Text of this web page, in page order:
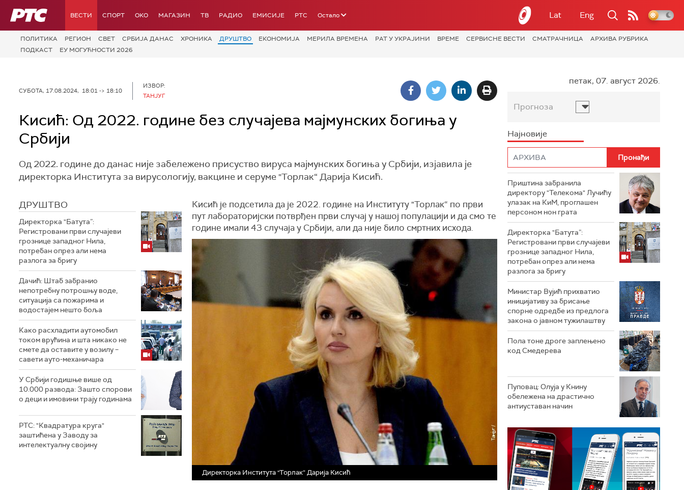
РТС ВЕСТИ СПОРТ OKO МАГАЗИН ТВ РАДИО ЕМИСИЈЕ РТС Остало Lat Eng
ПОЛИТИКА РЕГИОН СВЕТ СРБИЈА ДАНАС ХРОНИКА ДРУШТВО ЕКОНОМИЈА МЕРИЛА ВРЕМЕНА РАТ У УКРАЈИНИ ВРЕМЕ СЕРВИСНЕ ВЕСТИ СМАТРАЧНИЦА
АРХИВА РУБРИКА
ПОДКАСТ
ЕУ МОГУЋНОСТИ 2026
СУБОТА, 17.08.2024, 18:01 -> 18:10
ИЗВОР:
ТАНЈУГ
Кисић: Од 2022. године без случајева мајмунских богиња у
Србији
Од 2022. године до данас није забележено присуство вируса мајмунских богиња у Србији, изјавила је
директорка Института за вирусологију, вакцине и серуме "Торлак“ Дарија Кисић.
ДРУШТВО
Директорка "Батута”:
Регистровани први случајеви
грознице западног Нила,
потребан опрез али нема
разлога за бригу
Дачић: Штаб забранио
непотребну потрошњу воде,
ситуација са пожарима и
водостајем нешто боља
Како расхладити аутомобил
током врућина и шта никако не
смете да оставите у возилу –
савети ауто-механичара
У Србији годишње више од
10.000 развода: Зашто спорови
о деци и имовини трају годинама
РТС: "Квадратура круга"
заштићена у Заводу за
интелектуалну својину
Кисић је подсетила да је 2022. године на Институту "Торлак“ по први
пут лабораторијски потврђен први случај у нашој популацији и да смо те
године имали 43 случаја у Србији, али да није било смртних исхода.
Директорка Института "Торлак“ Дарија Кисић
петак, 07. август 2026.
Прогноза
Најновије
Приштина забранила
директору "Телекома" Лучићу
улазак на КиМ, проглашен
персоном нон грата
Директорка "Батута”:
Регистровани први случајеви
грознице западног Нила,
потребан опрез али нема
разлога за бригу
Министар Вујић прихватио
иницијативу за брисање
спорне одредбе из предлога
закона o јавном тужилаштву
Пола тоне дроге заплењено
код Смедерева
Пуповац: Олуја у Книну
обележена на драстично
антиуставан начин